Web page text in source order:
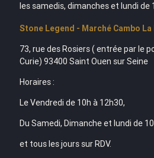
les samedis, dimanches et lundi de
Stone Legend - Marché Cambo
73, rue des Rosiers ( entrée par le
Curie) 93400 Saint Ouen sur Seine
Horaires :
Le Vendredi de 10h à 12h30,
Du Samedi, Dimanche et lundi de
et tous les jours sur RDV.